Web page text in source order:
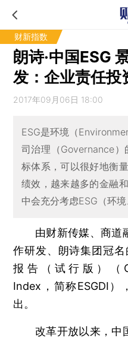
财新指数
朗诗·中国ESG
发：企业责任投
2017年09月06日 18:00
ESG是环境（
司治理（Governance）
标体系，可以很好地衡
绩效，越来越多的金融
中会充分考虑ESG（环
由财新传媒、商道
作研发、朗诗集团冠名
报告（试行版）（
Index，简称ESGDI）
出。
改革开放以来，中